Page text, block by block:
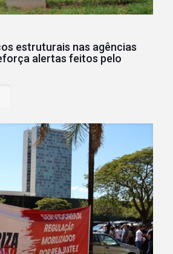
estruturais nas agências
alertas feitos pelo